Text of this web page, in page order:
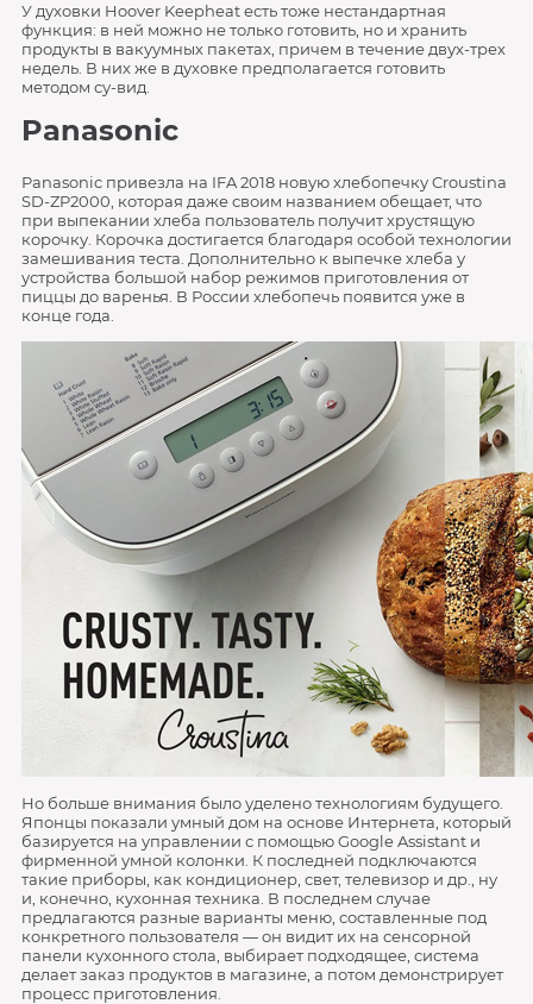
У духовки Hoover Keepheat есть тоже нестандартная
функция: в ней можно не только готовить, но и хранить
продукты в вакуумных пакетах, причем в течение двух-трех
недель. В них же в духовке предполагается готовить
методом су-вид.
Panasonic
Panasonic привезла на IFA 2018 новую хлебопечку Croustina
SD-ZP2000, которая даже своим названием обещает, что
при выпекании хлеба пользователь получит хрустящую
корочку. Корочка достигается благодаря особой технологии
замешивания теста. Дополнительно к выпечке хлеба у
устройства большой набор режимов приготовления от
пиццы до варенья. В России хлебопечь появится уже в
конце года.
Но больше внимания было уделено технологиям будущего.
Японцы показали умный дом на основе Интернета, который
базируется на управлении с помощью Google Assistant и
фирменной умной колонки. К последней подключаются
такие приборы, как кондиционер, свет, телевизор и др., ну
и, конечно, кухонная техника. В последнем случае
предлагаются разные варианты меню, составленные под
конкретного пользователя — он видит их на сенсорной
панели кухонного стола, выбирает подходящее, система
делает заказ продуктов в магазине, а потом демонстрирует
процесс приготовления.